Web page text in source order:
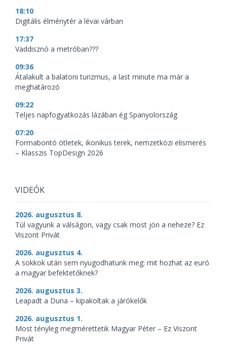
18:10
Digitális élménytér a lévai várban
17:37
Vaddisznó a metróban???
09:36
Átalakult a balatoni turizmus, a last minute ma már a
meghatározó
09:22
Teljes napfogyatkozás lázában ég Spanyolország
07:20
Formabontó ötletek, ikonikus terek, nemzetközi elismerés
– Klasszis TopDesign 2026
VIDEÓK
2026. augusztus 8.
Túl vagyunk a válságon, vagy csak most jön a neheze? Ez
Viszont Privát
2026. augusztus 4.
A sokkok után sem nyugodhatunk meg: mit hozhat az euró
a magyar befektetőknek?
2026. augusztus 3.
Leapadt a Duna – kipakoltak a járókelők
2026. augusztus 1.
Most tényleg megmérettetik Magyar Péter – Ez Viszont
Privát